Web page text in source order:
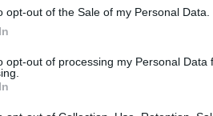
opt-out of the Sale of my Personal Data.
opt-out of processing my Personal Data
portfolio.hu hírarchívumához
tartalmazza: